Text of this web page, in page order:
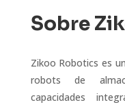
Sobre
Zikoo Robotics es
robots de
capacidades